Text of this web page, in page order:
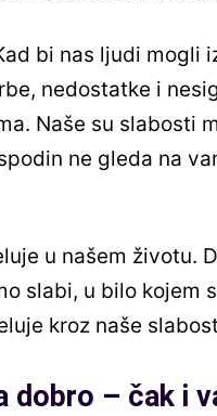
bi nas ljudi mogli
nedostatke i
Naše su slabosti
ne gleda na
u našem životu.
slabi, u bilo kojem
kroz naše
dobro – čak i